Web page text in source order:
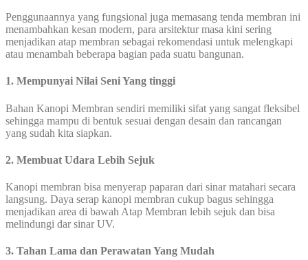
Penggunaannya yang fungsional juga memasang tenda membran ini
menambahkan kesan modern, para arsitektur masa kini sering
menjadikan atap membran sebagai rekomendasi untuk melengkapi
atau menambah beberapa bagian pada suatu bangunan.
1. Mempunyai Nilai Seni Yang tinggi
Bahan Kanopi Membran sendiri memiliki sifat yang sangat fleksibel
sehingga mampu di bentuk sesuai dengan desain dan rancangan
yang sudah kita siapkan.
2. Membuat Udara Lebih Sejuk
Kanopi membran bisa menyerap paparan dari sinar matahari secara
langsung. Daya serap kanopi membran cukup bagus sehingga
menjadikan area di bawah Atap Membran lebih sejuk dan bisa
melindungi dar sinar UV.
3. Tahan Lama dan Perawatan Yang Mudah